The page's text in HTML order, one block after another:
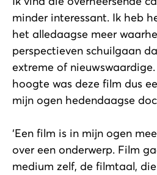
minder interessant. Ik heb
het alledaagse meer
perspectieven schuilgaan
extreme of
hoogte was deze film dus
mijn ogen hedendaagse
‘Een film is in mijn ogen
over een onderwerp. Film
medium zelf, de filmtaal,